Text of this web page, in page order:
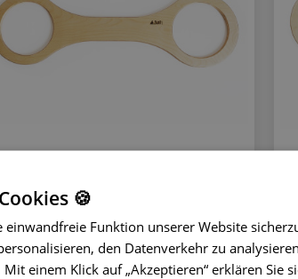
Ergänzung für Stapelstein
schmal für Stapelstein
56,90 €
🍪
Funktion unserer Website
den Datenverkehr zu
einem Klick auf „Akzeptieren“ erklären Sie